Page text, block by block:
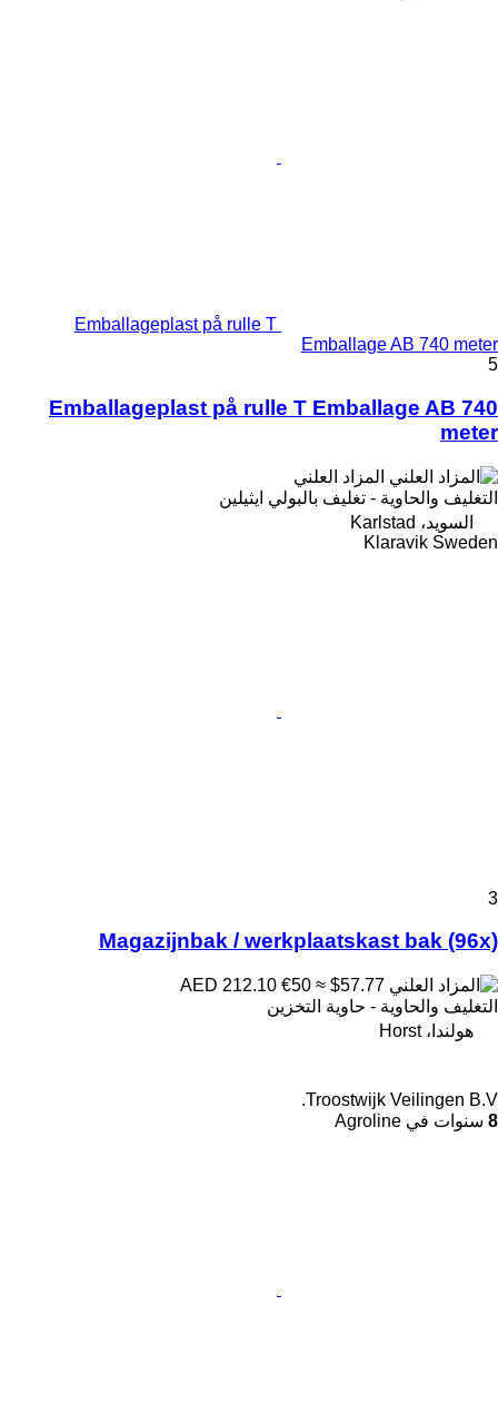
Emballageplast på rulle T
Emballage AB 740 meter
5
Emballageplast på rulle T Emballage AB 740
meter
المزاد العلني
التغليف والحاوية - تغليف بالبولي ايثيلين
السويد، Karlstad
Klaravik Sweden
3
Magazijnbak / werkplaatskast bak (96x)
€50 ≈ $57.77
التغليف والحاوية - حاوية التخزين
هولندا، Horst
Troostwijk Veilingen B.V.
8 سنوات في Agroline